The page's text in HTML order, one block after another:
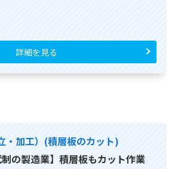
詳細を見る
・加工）(積層板のカット)
制の製造業】積層板もカット作業